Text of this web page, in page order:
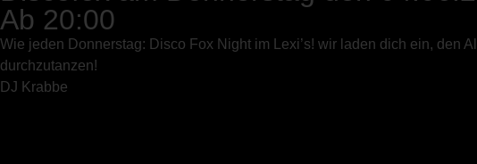
Ab 20:00
Wie jeden Donnerstag: Disco Fox Night im Lexi’s! wir laden dich ein, den
durchzutanzen!
DJ Krabbe